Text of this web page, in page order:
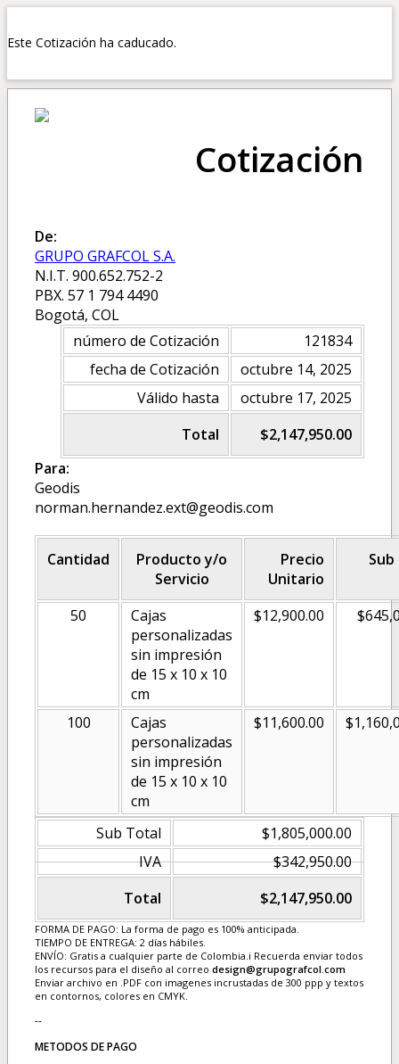
Este Cotización ha caducado.
Cotización
De:
GRUPO GRAFCOL S.A.
N.I.T. 900.652.752-2
PBX. 57 1 794 4490
Bogotá, COL
número de Cotización
121834
fecha de Cotización
octubre 14, 2025
Válido hasta
octubre 17, 2025
Total
$2,147,950.00
Para:
Geodis
norman.hernandez.ext@geodis.com
Cantidad
Producto y/o
Servicio
Precio
Unitario
50
Cajas
personalizadas
sin impresión
de 15 x 10 x 10
cm
$12,900.00
100
Cajas
personalizadas
sin impresión
de 15 x 10 x 10
cm
$11,600.00
Sub Total
$1,805,000.00
IVA
$342,950.00
Total
$2,147,950.00
FORMA DE PAGO: La forma de pago es 100% anticipada.
TIEMPO DE ENTREGA: 2 días hábiles.
ENVÍO: Gratis a cualquier parte de Colombia.ℹ Recuerda enviar todos
los recursos para el diseño al correo design@grupografcol.com
Enviar archivo en .PDF con imagenes incrustadas de 300 ppp y textos
en contornos, colores en CMYK.
--
METODOS DE PAGO